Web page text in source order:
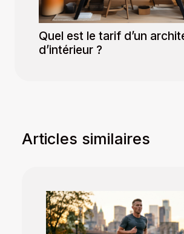
Quel est le tarif d’un
d’intérieur ?
Articles similaires